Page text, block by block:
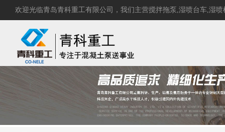
欢迎光临青岛青科重工有限公司，我们主营搅拌拖泵 ,湿喷台车,湿喷